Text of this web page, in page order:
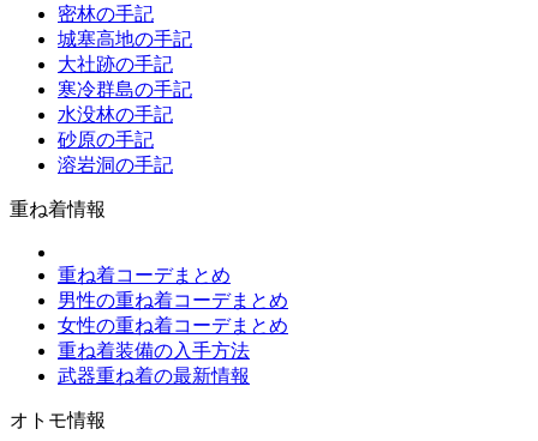
密林の手記
城塞高地の手記
大社跡の手記
寒冷群島の手記
水没林の手記
砂原の手記
溶岩洞の手記
重ね着情報
重ね着コーデまとめ
男性の重ね着コーデまとめ
女性の重ね着コーデまとめ
重ね着装備の入手方法
武器重ね着の最新情報
オトモ情報